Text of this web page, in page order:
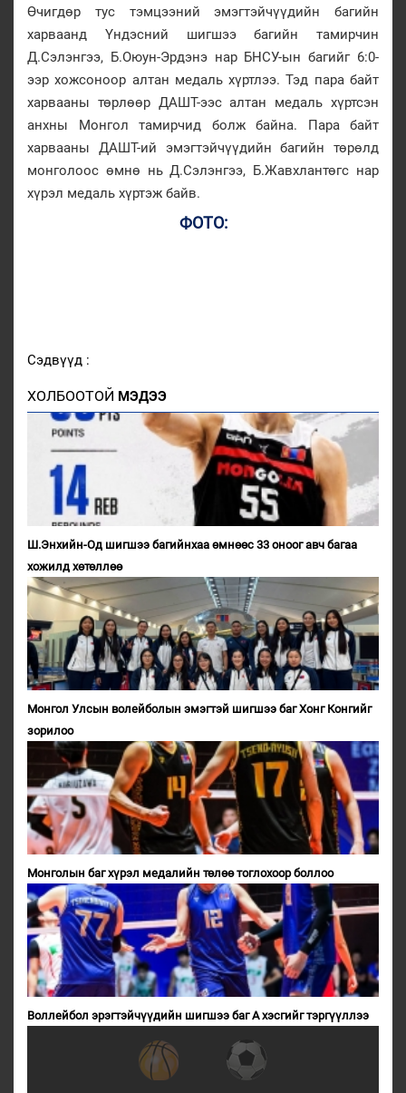
Өчигдөр тус тэмцээний эмэгтэйчүүдийн багийн
харваанд Үндэсний шигшээ багийн тамирчин
Д.Сэлэнгээ, Б.Оюун-Эрдэнэ нар БНСУ-ын багийг 6:0-
ээр хожсоноор алтан медаль хүртлээ. Тэд пара байт
харвааны төрлөөр ДАШТ-ээс алтан медаль хүртсэн
анхны Монгол тамирчид болж байна. Пара байт
харвааны ДАШТ-ий эмэгтэйчүүдийн багийн төрөлд
монголоос өмнө нь Д.Сэлэнгээ, Б.Жавхлантөгс нар
хүрэл медаль хүртэж байв.
ФОТО:
Сэдвүүд :
ХОЛБООТОЙ МЭДЭЭ
Ш.Энхийн-Од шигшээ багийнхаа өмнөөс 33 оноог авч багаа
хожилд хөтөллөө
Монгол Улсын волейболын эмэгтэй шигшээ баг Хонг Конгийг
зорилоо
Монголын баг хүрэл медалийн төлөө тоглохоор боллоо
Воллейбол эрэгтэйчүүдийн шигшээ баг А хэсгийг тэргүүллээ